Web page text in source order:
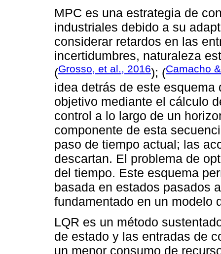
MPC es una estrategia de
industriales debido a su
considerar retardos en las
incertidumbres, naturaleza
(Grosso, et al., 2016); (Camacho
idea detrás de este
objetivo mediante el cálculo
control a lo largo de un
componente de esta
paso de tiempo actual; las
descartan. El problema de
del tiempo. Este esquema
basada en estados pasados
fundamentado ​​en un modelo
LQR es un método
de estado y las entradas de
un menor consumo de